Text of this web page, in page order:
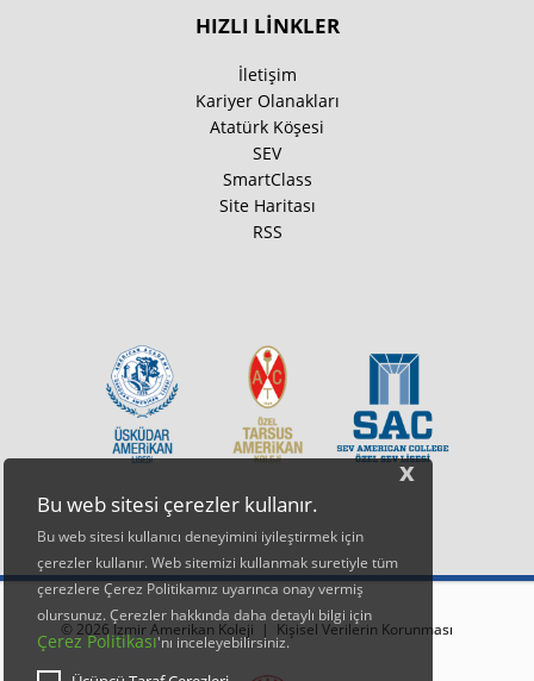
x
Bu web sitesi çerezler kullanır.
Bu web sitesi kullanıcı deneyimini iyileştirmek için
çerezler kullanır. Web sitemizi kullanmak suretiyle tüm
çerezlere Çerez Politikamız uyarınca onay vermiş
olursunuz. Çerezler hakkında daha detaylı bilgi için
Çerez Politikası'nı inceleyebilirsiniz.
HIZLI LİNKLER
İletişim
Kariyer Olanakları
Atatürk Köşesi
SEV
SmartClass
Site Haritası
RSS
© 2026 İzmir Amerikan Koleji | Kişisel Verilerin Korunması